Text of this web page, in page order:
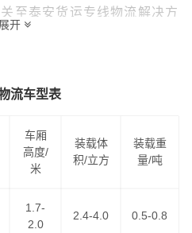
至泰安货运专线物流解决方
户，货到泰安"的物流运输服
物流韶关到山东省际汽运专线
势的韶关到泰安物流专线运输
户提供舒适省心放心的韶关至
展开
流车型表
车厢
高度/
米
装载体
积/立方
装载重
量/吨
1.7-
2.0
2.4-4.0 0.5-0.8